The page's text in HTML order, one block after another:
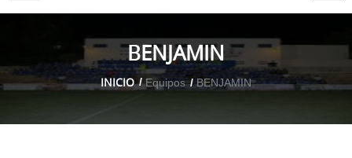
BENJAMIN
INICIO Equipos BENJAMIN